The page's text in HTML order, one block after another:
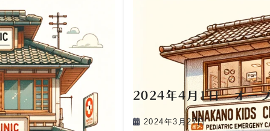
2024年4月1日 オー
2024年3月27日